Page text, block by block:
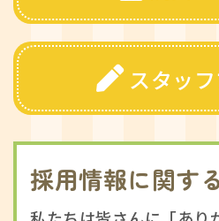
スタッ
採用情報に関す